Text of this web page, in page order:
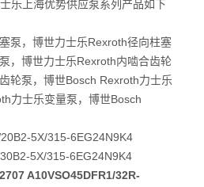
乐上海优势供应泵系列产品如下
泵，博世力士乐Rexroth径向柱塞
，博世力士乐Rexroth内啮合齿轮
轮泵，博世Bosch Rexroth力士乐
力士乐变量泵，博世Bosch
5X/315-6EG24N9K4
5X/315-6EG24N9K4
A10VSO45DFR1/32R-